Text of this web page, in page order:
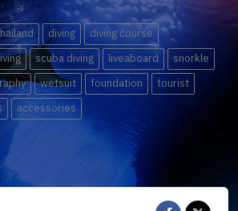
diving
diving course
scuba diving liveaboard
snorkle
wetsuit foundation
tourist
accessories